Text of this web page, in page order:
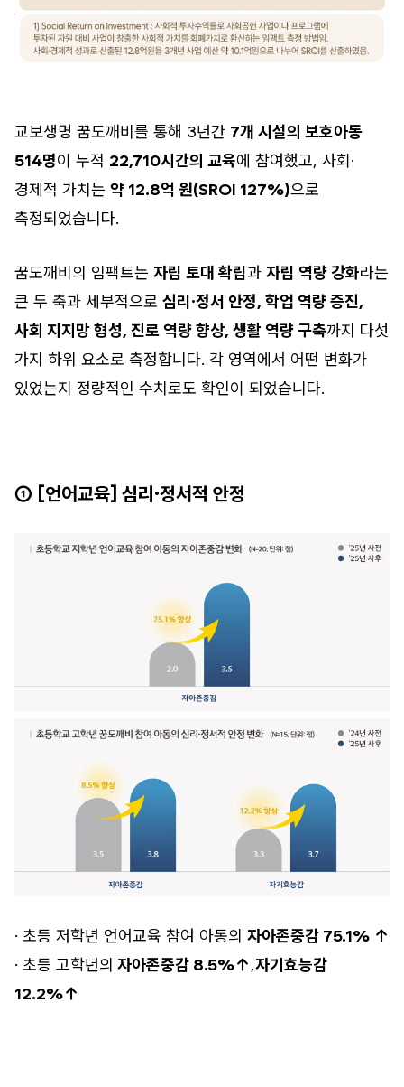
교보생명 꿈도깨비를 통해 3년간 7개 시설의 보호아동
514명이 누적 22,710시간의 교육에 참여했고, 사회·
경제적 가치는 약 12.8억 원(SROI 127%)으로
측정되었습니다.
꿈도깨비의 임팩트는 자립 토대 확립과 자립 역량 강화라는
큰 두 축과 세부적으로 심리·정서 안정, 학업 역량 증진,
사회 지지망 형성, 진로 역량 향상, 생활 역량 구축까지 다섯
가지 하위 요소로 측정합니다. 각 영역에서 어떤 변화가
있었는지 정량적인 수치로도 확인이 되었습니다.
① [언어교육] 심리·정서적 안정
· 초등 저학년 언어교육 참여 아동의 자아존중감 75.1% ↑
· 초등 고학년의 자아존중감 8.5%↑,자기효능감
12.2%↑